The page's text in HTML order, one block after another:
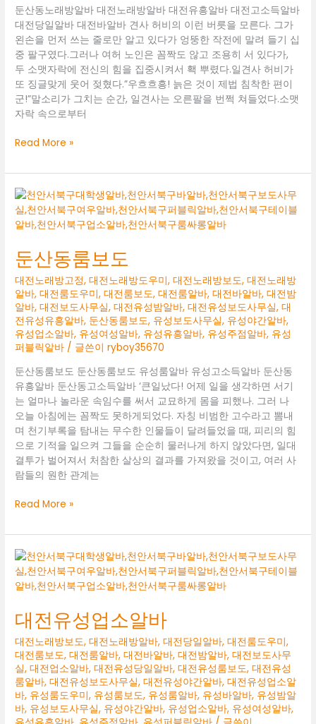
둔산동노래방알바 대전노래방알바 대전유흥알바 대전고소득알바
대전당일알바 대전바알바 견사 허비의 이런 버릇을 모른다. 그가
왼손을 먼저 쓰는 줄로만 알고 있다가 엉뚱한 작전에 말려 들기 십
중 팔구였다.그러나 여허 노인은 꼼짝도 않고 조용히 서 있다가,
두 소맷자락에 전신의 힘을 집중시켜서 홱 뿌렸다.일견사 허비가
또 징글맞게 웃어 젖혔다.”우흐흐흥! 늙은 것이 제법 침착한 편이
군!”말소리가 그치는 순간, 일견사는 오른팔을 번쩍 쳐들었다.소맷
자락 속으로부터
둔
동
노
래
방
알
Read More »
둔산동룸보도
대전노래방고정,대전노래방도우미,대전노래방보도,대전노래방
알바,대전룸도우미,대전룸보도,대전룸알바,대전바알바,대전밤
알바,대전보도사무실,대전유성밤알바,대전유성보도사무실,대
전유성유흥알바, 둔산동룸보도, 유성보도사무실, 유성야간알바,
유성업소알바, 유성여성알바, 유성유흥알바, 유성주점알바, 유성
퍼블릭알바 / 글쓴이ryboy35670
둔산동룸보도 둔산동룸보도 유성룸알바 유성고소득알바 둔산동
유흥알바 둔산동고소득알바 ‘큰일났다! 어제 일을 생각하면 서기
는 얼마나 놀라운 속임수를 써서 교묘하게 몸을 피했나. 그러 나
오늘 아침에는 꼼짝도 못하게되었다. 자칭 비범한 고수라고 뽐내
며 천기부록을 탐내는 무수한 인물들이 달려들었을 때, 피리의 힘
으로 기적을 일으켜 그들을 순순히 물러나게 하지 않았다면, 일대
결투가 벌어져서 처참한 살상의 결과를 가져왔을 것이고, 여러 사
람들의 원한 관계는
둔
동
룸
보
도
Read More »
대전유성업소알바
대전노래방보도,대전노래방알바,대전당일알바,대전룸도우미,
대전룸보도,대전룸알바,대전바알바,대전밤알바,대전보도사무
실,대전업소알바,대전유성당일알바,대전유성룸보도,대전유성
룸알바,대전유성보도사무실,대전유성야간알바,대전유성업소알
바, 유성룸도우미, 유성룸보도, 유성룸알바, 유성바알바, 유성밤알
바, 유성보도사무실, 유성야간알바, 유성업소알바, 유성여성알바,